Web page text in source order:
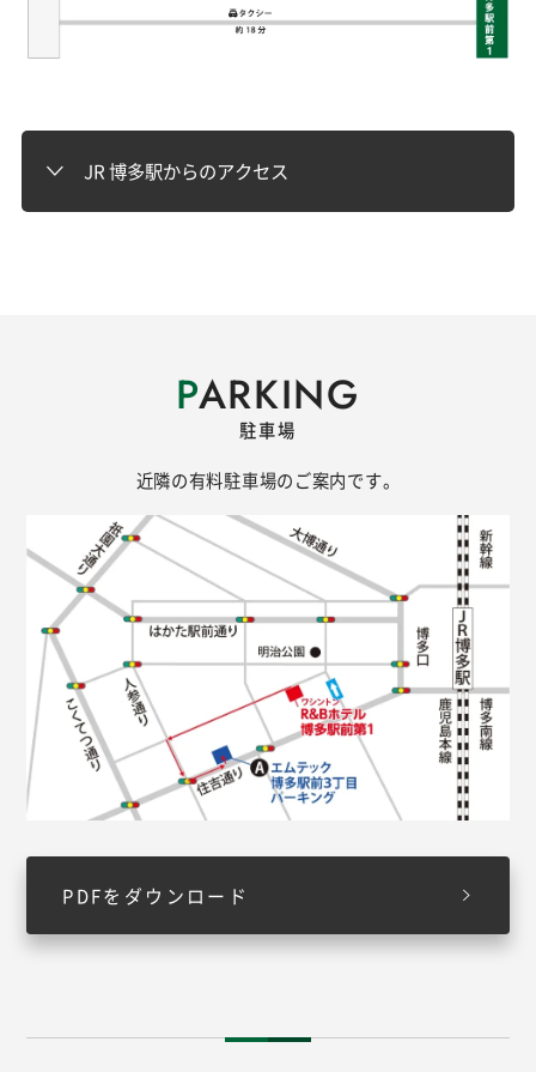
JR 博多駅からのアクセス
PARKING
駐車場
近隣の有料駐車場のご案内です。
PDFをダウンロード